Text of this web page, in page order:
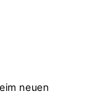
neuen